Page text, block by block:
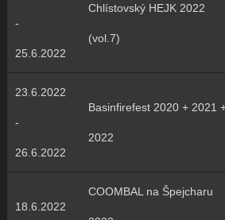
-
25.6.2022
Chlístovský HEJK 2022
(vol.7)
23.6.2022
-
26.6.2022
Basinfirefest 2020 + 2021
2022
18.6.2022
COOMBAL na Špejcharu